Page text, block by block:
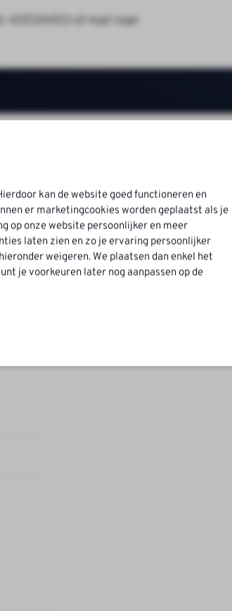
43534453 of mail naar
kan de website goed functioneren en
er marketingcookies worden geplaatst als je
op onze website persoonlijker en meer
laten zien en zo je ervaring persoonlijker
weigeren. We plaatsen dan enkel het
je voorkeuren later nog aanpassen op de